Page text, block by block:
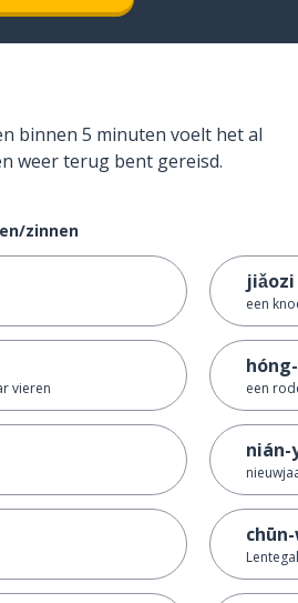
binnen 5 minuten voelt het al
weer terug bent gereisd.
zinnen
vieren
jiǎozi
een
een
nián-